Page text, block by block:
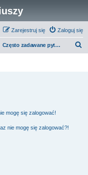
Zaloguj się
Zarejestruj się
Często zadawane pytania
mogę się zalogować!
nie mogę się zalogować?!